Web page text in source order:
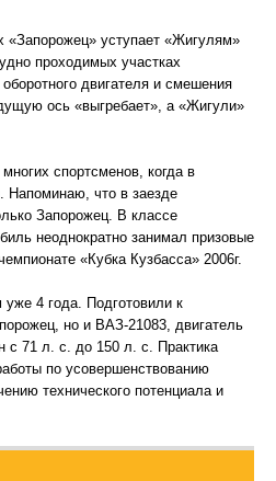
«Запорожец» уступает «Жигулям»
проходимых участках
двигателя и смешения
ось «выгребает», а «Жигули»
спортсменов, когда в
что в заезде
Запорожец. В классе
неоднократно занимал призовые
«Кубка Кузбасса» 2006г.
4 года. Подготовили к
но и ВАЗ-21083, двигатель
с 71 л. с. до 150 л. с. Практика
по усовершенствованию
технического потенциала и